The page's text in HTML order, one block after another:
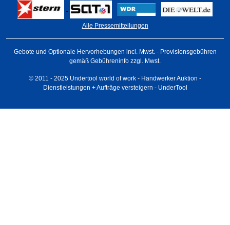
Alle Pressemitteilungen
Gebote und Optionale Hervorhebungen incl. Mwst. - Provisionsgebühren
gemäß Gebühreninfo zzgl. Mwst.
© 2011 - 2025 Undertool world of work - Handwerker Auktion -
Dienstleistungen + Aufträge versteigern - UnderTool